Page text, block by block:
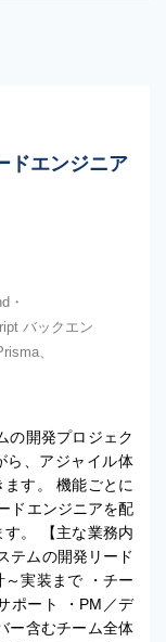
ドエンジニア
・
バックエン
、
の開発プロジェク
ら、アジャイル体
す。 機能ごとに
ドエンジニアを配
。 【主な業務内
テムの開発リード
～実装まで ・チー
ポート ・PM／デ
ー含むチーム全体